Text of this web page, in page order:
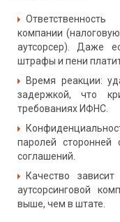
компании
аутсорсер). Даже
штрафы и пени
Время реакции:
задержкой, что
требованиях ИФНС.
паролей сторонней
соглашений.
Качество
аутсорсинговой
выше, чем в штате.